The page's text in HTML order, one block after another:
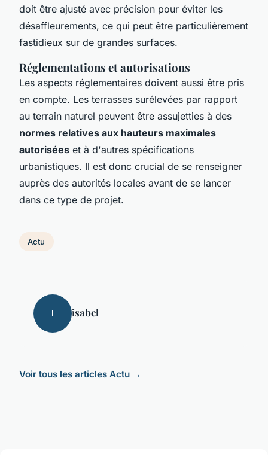
doit être ajusté avec précision pour éviter les
désaffleurements, ce qui peut être particulièrement
fastidieux sur de grandes surfaces.
Réglementations et autorisations
Les aspects réglementaires doivent aussi être pris
en compte. Les terrasses surélevées par rapport
au terrain naturel peuvent être assujetties à des
normes relatives aux hauteurs maximales
autorisées et à d'autres spécifications
urbanistiques. Il est donc crucial de se renseigner
auprès des autorités locales avant de se lancer
dans ce type de projet.
Actu
I isabel
Voir tous les articles Actu →